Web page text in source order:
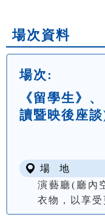
場次資料
場次:
《留學生》
讀暨映後座談
場 地
演藝廳(廳內
衣物，以享